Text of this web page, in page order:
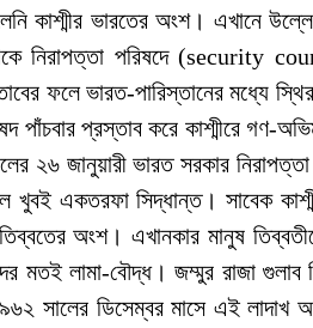
কাশ্মীর ভারতের অংশ। এখানে
নিরাপত্তা পরিষদে (security
ফলে ভারত-পারিস্তানের মধ্যে
পাঁচবার প্রস্তাব করে কাশ্মীরে
২৬ জানুয়ারী ভারত সরকার
খুবই একতরফা সিদ্ধান্ত। সাবেক
অংশ। এখানকার মানুষ
মতই লামা-বৌদ্ধ। জম্মুর রাজা গুলাব
সালের ডিসেম্বর মাসে এই লাদাখ